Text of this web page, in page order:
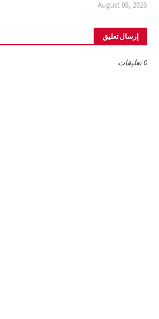
August 08, 2026
إرسال تعليق
0 تعليقات